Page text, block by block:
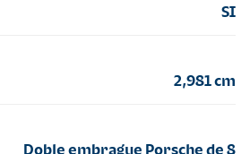
SI
2,981 cm
Doble embrague Porsche de 8